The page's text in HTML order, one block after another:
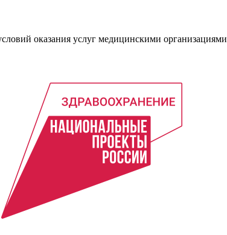
оказания услуг медицинскими организациями